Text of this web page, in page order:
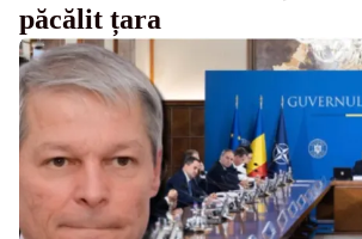
păcălit țara